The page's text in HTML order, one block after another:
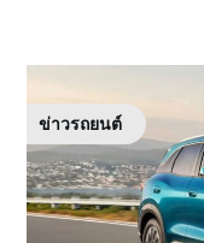
ข่าวรถยนต์